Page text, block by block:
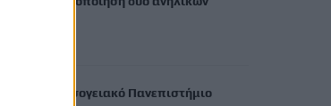
της
Ελληνικό Μεσογειακό Πανεπιστήμιο